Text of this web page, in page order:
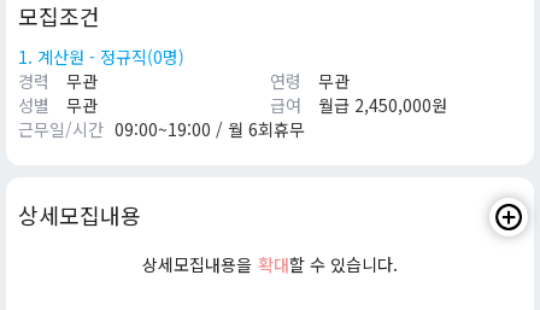
모집조건
1. 계산원 - 정규직(0명)
경력
무관 연령
무관
성별
무관 급여
월급 2,450,000원
근무일/시간 09:00~19:00 / 월 6회휴무
상세모집내용
상세모집내용을 확대할 수 있습니다.